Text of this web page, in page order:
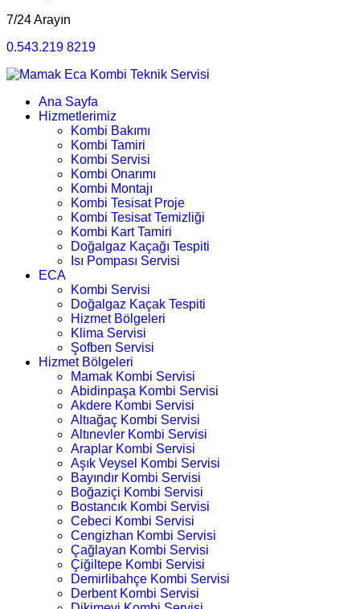
7/24 Arayın
0.543.219 8219
Ana Sayfa
Hizmetlerimiz
Kombi Bakımı
Kombi Tamiri
Kombi Servisi
Kombi Onarımı
Kombi Montajı
Kombi Tesisat Proje
Kombi Tesisat Temizliği
Kombi Kart Tamiri
Doğalgaz Kaçağı Tespiti
Isı Pompası Servisi
ECA
Kombi Servisi
Doğalgaz Kaçak Tespiti
Hizmet Bölgeleri
Klima Servisi
Şofben Servisi
Hizmet Bölgeleri
Mamak Kombi Servisi
Abidinpaşa Kombi Servisi
Akdere Kombi Servisi
Altıağaç Kombi Servisi
Altınevler Kombi Servisi
Araplar Kombi Servisi
Aşık Veysel Kombi Servisi
Bayındır Kombi Servisi
Boğaziçi Kombi Servisi
Bostancık Kombi Servisi
Cebeci Kombi Servisi
Cengizhan Kombi Servisi
Çağlayan Kombi Servisi
Çiğiltepe Kombi Servisi
Demirlibahçe Kombi Servisi
Derbent Kombi Servisi